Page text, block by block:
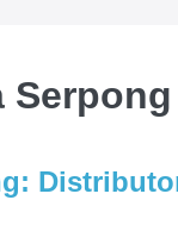
Serpong